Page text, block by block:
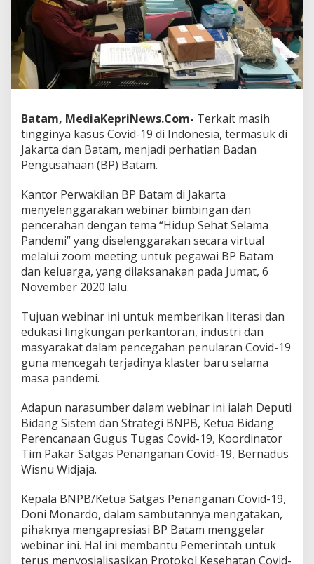
a
t
a
m
G
e
l
W
e
b
i
n
r
B
i
m
b
i
n
g
n
d
a
n
P
e
r
a
h
H
i
d
u
p
Batam, MediaKepriNews.Com- Terkait masih
tingginya kasus Covid-19 di Indonesia, termasuk di
Jakarta dan Batam, menjadi perhatian Badan
Pengusahaan (BP) Batam.
Kantor Perwakilan BP Batam di Jakarta
menyelenggarakan webinar bimbingan dan
pencerahan dengan tema “Hidup Sehat Selama
Pandemi” yang diselenggarakan secara virtual
melalui zoom meeting untuk pegawai BP Batam
dan keluarga, yang dilaksanakan pada Jumat, 6
November 2020 lalu.
Tujuan webinar ini untuk memberikan literasi dan
edukasi lingkungan perkantoran, industri dan
masyarakat dalam pencegahan penularan Covid-19
guna mencegah terjadinya klaster baru selama
masa pandemi.
Adapun narasumber dalam webinar ini ialah Deputi
Bidang Sistem dan Strategi BNPB, Ketua Bidang
Perencanaan Gugus Tugas Covid-19, Koordinator
Tim Pakar Satgas Penanganan Covid-19, Bernadus
Wisnu Widjaja.
Kepala BNPB/Ketua Satgas Penanganan Covid-19,
Doni Monardo, dalam sambutannya mengatakan,
pihaknya mengapresiasi BP Batam menggelar
webinar ini. Hal ini membantu Pemerintah untuk
terus menyosialisasikan Protokol Kesehatan Covid-